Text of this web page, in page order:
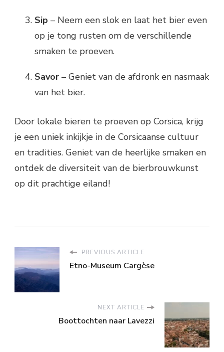
Sip – Neem een slok en laat het bier even
op je tong rusten om de verschillende
smaken te proeven.
Savor – Geniet van de afdronk en nasmaak
van het bier.
Door lokale bieren te proeven op Corsica, krijg
je een uniek inkijkje in de Corsicaanse cultuur
en tradities. Geniet van de heerlijke smaken en
ontdek de diversiteit van de bierbrouwkunst
op dit prachtige eiland!
PREVIOUS ARTICLE
Etno-Museum Cargèse
NEXT ARTICLE
Boottochten naar Lavezzi